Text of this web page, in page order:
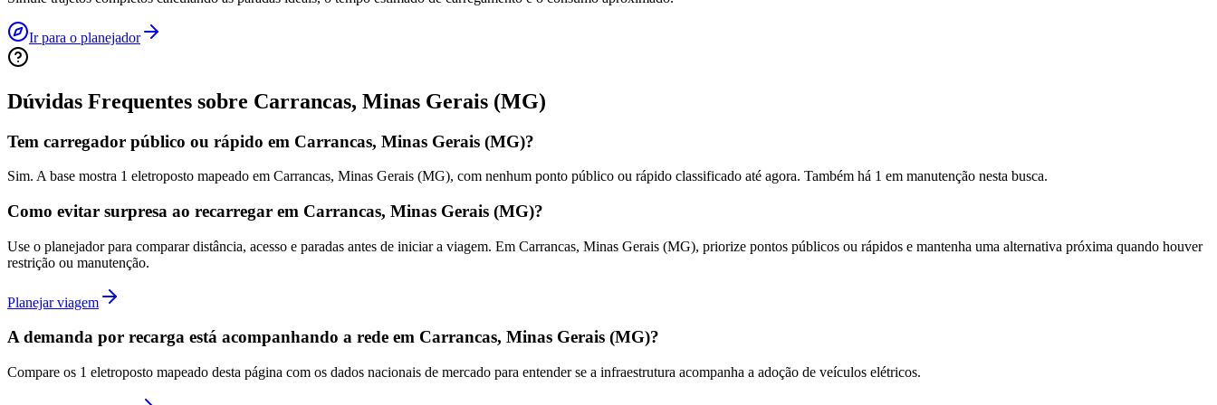
Ir para o planejador
Dúvidas Frequentes sobre Carrancas, Minas Gerais (MG)
Tem carregador público ou rápido em Carrancas, Minas Gerais (MG)?
Sim. A base mostra 1 eletroposto mapeado em Carrancas, Minas Gerais (MG), com nenhum ponto público ou rápido classificado até agora. Também há 1 em manutenção nesta busca.
Como evitar surpresa ao recarregar em Carrancas, Minas Gerais (MG)?
Use o planejador para comparar distância, acesso e paradas antes de iniciar a viagem. Em Carrancas, Minas Gerais (MG), priorize pontos públicos ou rápidos e mantenha uma alternativa próxima quando houver
restrição ou manutenção.
Planejar viagem
A demanda por recarga está acompanhando a rede em Carrancas, Minas Gerais (MG)?
Compare os 1 eletroposto mapeado desta página com os dados nacionais de mercado para entender se a infraestrutura acompanha a adoção de veículos elétricos.